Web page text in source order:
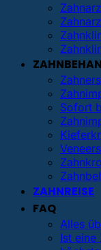
Sofort
Veneers
ZAHNREISE
FAQ
Alles
Ist eine